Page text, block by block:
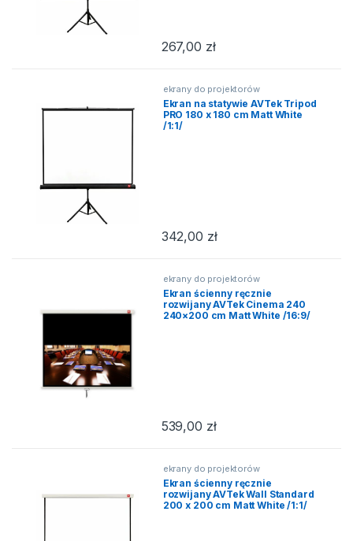
267,00 zł
ekrany do projektorów
Ekran na statywie AVTek Tripod
PRO 180 x 180 cm Matt White
/1:1/
342,00 zł
ekrany do projektorów
Ekran ścienny ręcznie
rozwijany AVTek Cinema 240
240×200 cm Matt White /16:9/
539,00 zł
ekrany do projektorów
Ekran ścienny ręcznie
rozwijany AVTek Wall Standard
200 x 200 cm Matt White /1:1/